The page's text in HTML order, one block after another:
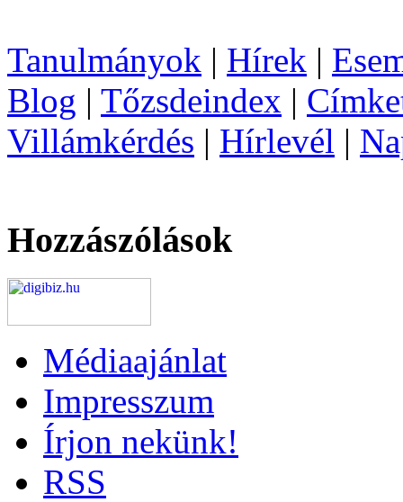
Tanulmányok | Hírek |
Blog | Tőzsdeindex |
Villámkérdés | Hírlevél |
Hozzászólások
Médiaajánlat
Impresszum
Írjon nekünk!
RSS